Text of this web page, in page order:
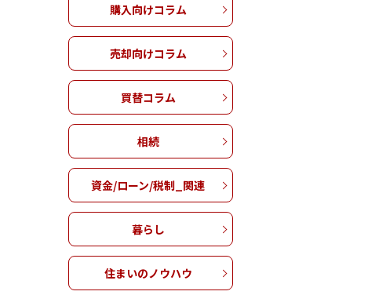
購入向けコラム
売却向けコラム
買替コラム
相続
資金/ローン/税制_関連
暮らし
住まいのノウハウ